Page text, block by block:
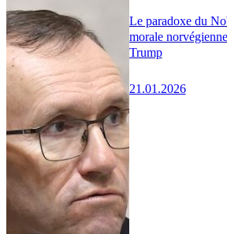
Le paradoxe du
morale
Trump
21.01.2026